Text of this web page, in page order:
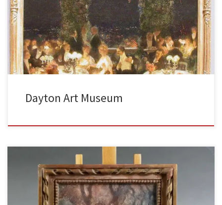
Le diner au casino huile sur toile, 1906, 99,1 x 95,6 cm La scène
représente un dîner en plein air […]
Dayton Art Museum
Nymphe dans la forêt Aquarelle sur papier 15,5 x 14 cm